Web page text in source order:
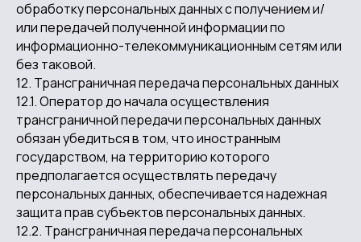
обработку персональных данных с получением и/
или передачей полученной информации по
информационно-телекоммуникационным сетям или
без таковой.
12. Трансграничная передача персональных данных
12.1. Оператор до начала осуществления
трансграничной передачи персональных данных
обязан убедиться в том, что иностранным
государством, на территорию которого
предполагается осуществлять передачу
персональных данных, обеспечивается надежная
защита прав субъектов персональных данных.
12.2. Трансграничная передача персональных